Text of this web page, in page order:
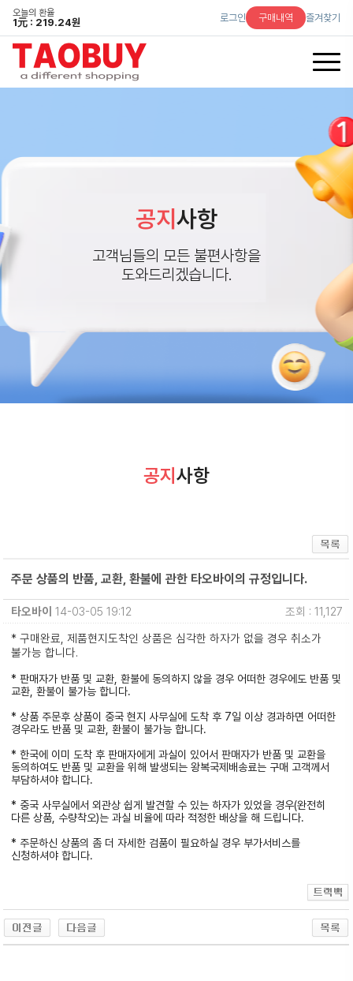
오늘의 환율
1元 : 219.24원 로그인 구매내역 즐겨찾기
공지 사항
고객님들의 모든 불편사항을
도와드리겠습니다.
공지 사항
주문 상품의 반품, 교환, 환불에 관한 타오바이의 규정입니다.
타오바이 14-03-05 19:12
조회 : 11,127
* 구매완료, 제품현지도착인 상품은 심각한 하자가 없을 경우 취소가
불가능 합니다.
* 판매자가 반품 및 교환, 환불에 동의하지 않을 경우 어떠한 경우에도 반품 및
교환, 환불이 불가능 합니다.
* 상품 주문후 상품이 중국 현지 사무실에 도착 후 7일 이상 경과하면 어떠한
경우라도 반품 및 교환, 환불이 불가능 합니다.
* 한국에 이미 도착 후 판매자에게 과실이 있어서 판매자가 반품 및 교환을
동의하여도 반품 및 교환을 위해 발생되는 왕복국제배송료는 구매 고객께서
부담하셔야 합니다.
* 중국 사무실에서 외관상 쉽게 발견할 수 있는 하자가 있었을 경우(완전히
다른 상품, 수량착오)는 과실 비율에 따라 적정한 배상을 해 드립니다.
* 주문하신 상품의 좀 더 자세한 검품이 필요하실 경우 부가서비스를
신청하셔야 합니다.